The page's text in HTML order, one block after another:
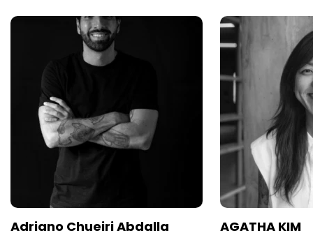
Adriano Chueiri Abdalla AGATHA KIM